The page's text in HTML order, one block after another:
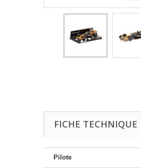
FICHE TECHNIQUE
Pilote